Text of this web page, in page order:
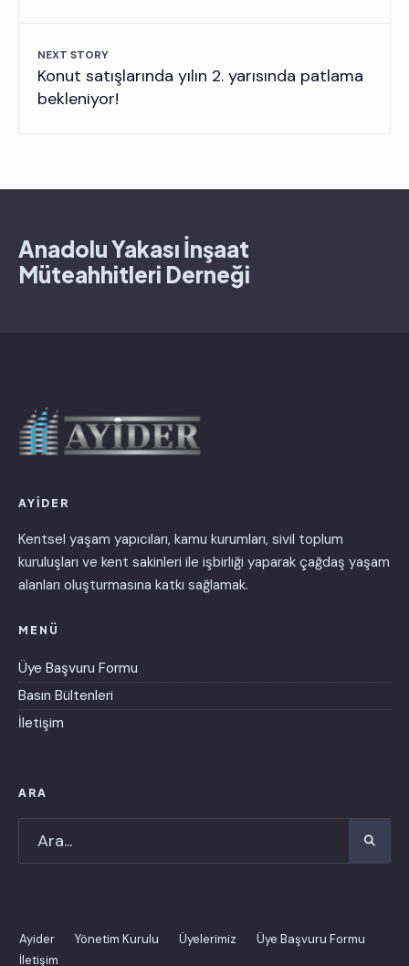
NEXT STORY
Konut satışlarında yılın 2. yarısında patlama
bekleniyor!
Anadolu Yakası İnşaat
Müteahhitleri Derneği
AYİDER
Kentsel yaşam yapıcıları, kamu kurumları, sivil toplum
kuruluşları ve kent sakinleri ile işbirliği yaparak çağdaş yaşam
alanları oluşturmasına katkı sağlamak.
MENÜ
Üye Başvuru Formu
Basın Bültenleri
İletişim
ARA
Ayider Yönetim Kurulu Üyelerimiz
Üye Başvuru Formu
İletişim